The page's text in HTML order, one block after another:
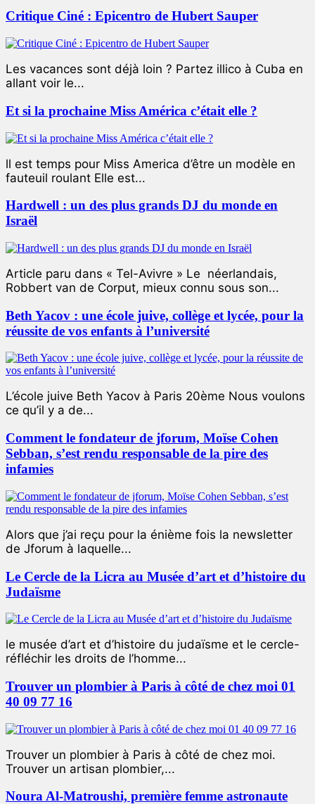
Critique Ciné : Epicentro de Hubert Sauper
Les vacances sont déjà loin ? Partez illico à Cuba en
allant voir le...
Et si la prochaine Miss América c’était elle ?
ll est temps pour Miss America d’être un modèle en
fauteuil roulant Elle est...
Hardwell : un des plus grands DJ du monde en
Israël
Article paru dans « Tel-Avivre » Le néerlandais,
Robbert van de Corput, mieux connu sous son...
Beth Yacov : une école juive, collège et lycée, pour la
réussite de vos enfants à l’université
L’école juive Beth Yacov à Paris 20ème Nous voulons
ce qu’il y a de...
Comment le fondateur de jforum, Moïse Cohen
Sebban, s’est rendu responsable de la pire des
infamies
Alors que j’ai reçu pour la énième fois la newsletter
de Jforum à laquelle...
Le Cercle de la Licra au Musée d’art et d’histoire du
Judaïsme
le musée d’art et d’histoire du judaïsme et le cercle-
réfléchir les droits de l’homme...
Trouver un plombier à Paris à côté de chez moi 01
40 09 77 16
Trouver un plombier à Paris à côté de chez moi.
Trouver un artisan plombier,...
Noura Al-Matroushi, première femme astronaute